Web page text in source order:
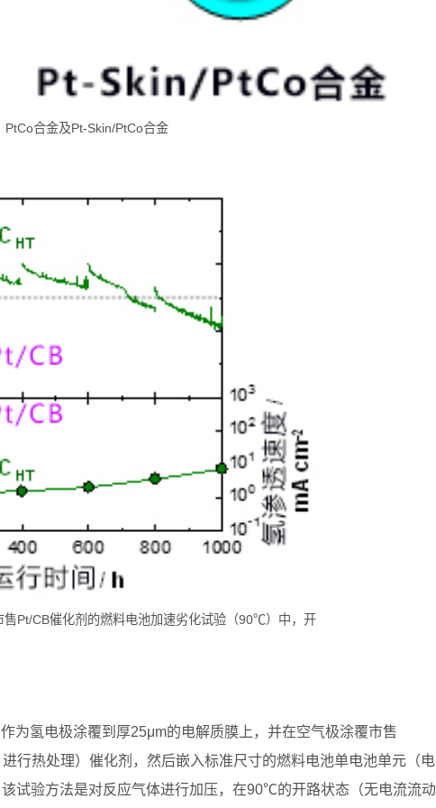
PtCo合金及Pt-Skin/PtCo合金
Pt/CB催化剂的燃料电池加速劣化试验（90℃）中，开
为氢电极涂覆到厚25μm的电解质膜上，并在空气极涂覆市售
行热处理）催化剂，然后嵌入标准尺寸的燃料电池单电池单元（电
试验方法是对反应气体进行加压，在90℃的开路状态（无电流流动